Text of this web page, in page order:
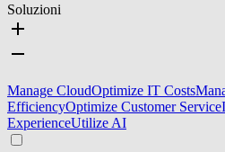
Soluzioni
Manage CloudOptimize IT Costs
EfficiencyOptimize Customer Service
ExperienceUtilize AI